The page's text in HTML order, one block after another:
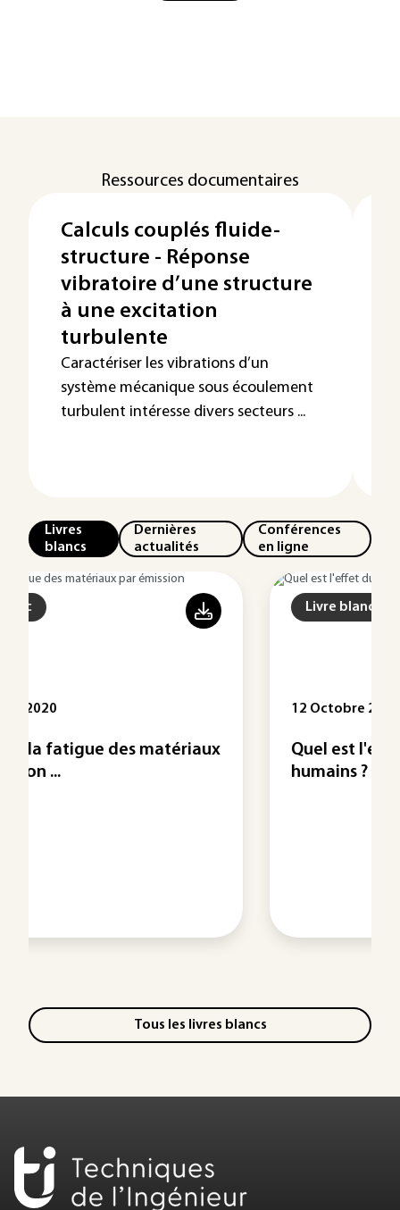
Ressources documentaires
Calculs couplés fluide-
structure - Réponse
vibratoire d’une structure
à une excitation
turbulente
Caractériser les vibrations d’un
système mécanique sous écoulement
turbulent intéresse divers secteurs ...
Livres
blancs
Dernières
actualités
Conférences
en ligne
Quel est l'effet du bruit sur les
Tous les livres blancs